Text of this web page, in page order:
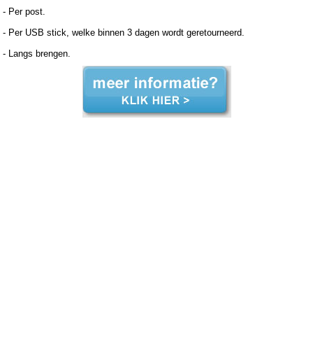
- Per post.
- Per USB stick, welke binnen 3 dagen wordt geretourneerd.
- Langs brengen.